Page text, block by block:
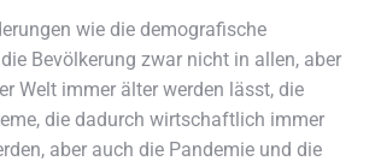
wie die demografische
Bevölkerung zwar nicht in allen, aber
Welt immer älter werden lässt, die
die dadurch wirtschaftlich immer
aber auch die Pandemie und die